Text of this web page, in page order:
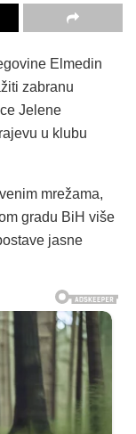
Elmedin
zabranu
Jelene
u klubu
mrežama,
gradu BiH više
jasne